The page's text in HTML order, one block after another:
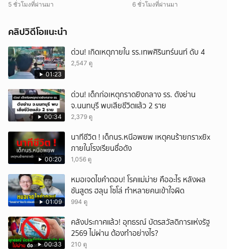
ของกลางเต็มห้อง สารภาพขายหาเงิน
5 ชั่วโมงที่ผ่านมา
ร์ทโฟน ก่อนรวบเพื่อนร่วมทีมห
6 ชั่วโมงที่ผ่านมา
คลิปวิดีโอแนะนำ
01:23
ด่วน! เกิดเหตุภายใน รร.เทพศิรินทร์นนท์ ดับ 4
2,547 ดู
00:34
ด่วน! เด็กก่อเหตุกราดยิงกลาง รร. ดังย่าน
จ.นนทบุรี พบเสียชีวิตแล้ว 2 ราย
2,379 ดู
00:20
นาทีชีวิต ! เด็กนร.หนีอพยพ เหตุคนร้ายกราxยิx
ภายในโรงเรียนชื่อดัง
1,056 ดู
01:09
หมอเจดไขคำตอบ! โรคแม่ม่าย คืออะไร หลังผล
ชันสูตร ฮลุน โซโล่ ทำหลายคนเข้าใจผิด
994 ดู
00:33
คลังประกาศแล้ว! อุทธรณ์ บัตรสวัสดิการแห่งรัฐ
2569 ไม่ผ่าน ต้องทำอย่างไร?
210 ดู